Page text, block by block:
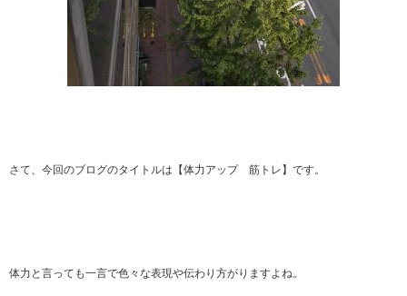
さて、今回のブログのタイトルは【体力アップ 筋トレ】です。
体力と言っても一言で色々な表現や伝わり方がりますよね。